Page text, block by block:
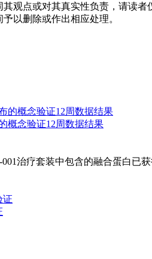
观点或对其真实性负责，请读
以删除或作出相应处理。
概念验证12周数据结果
治疗套装中包含的融合蛋白已